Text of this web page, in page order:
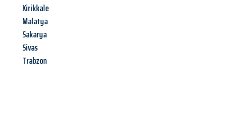
Kirikkale
Malatya
Sakarya
Sivas
Trabzon